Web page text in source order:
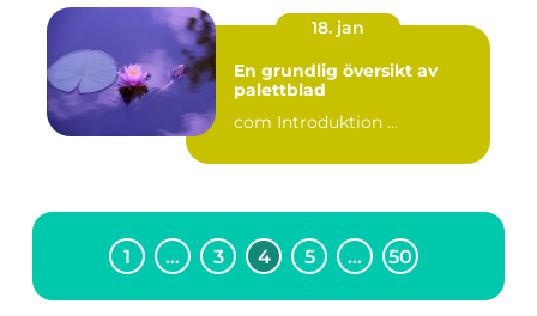
18. jan
En grundlig översikt av
palettblad
com Introduktion ...
1 … 3 4 5 … 50